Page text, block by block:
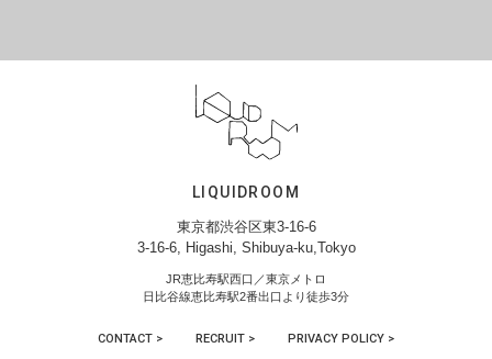
LIQUIDROOM
東京都渋谷区東3-16-6
3-16-6, Higashi, Shibuya-ku,Tokyo
JR恵比寿駅西口／東京メトロ
日比谷線恵比寿駅2番出口より徒歩3分
CONTACT > RECRUIT > PRIVACY POLICY >